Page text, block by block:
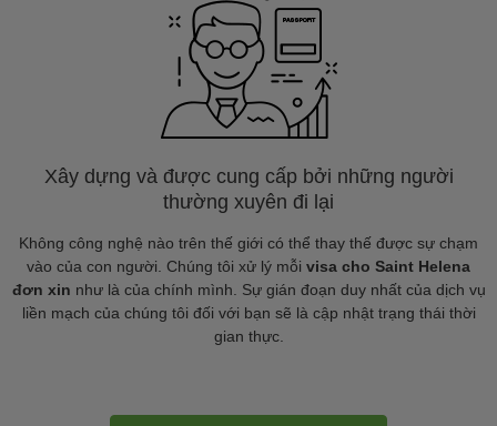
Xây dựng và được cung cấp bởi những người
thường xuyên đi lại
Không công nghệ nào trên thế giới có thể thay thế được sự chạm
vào của con người. Chúng tôi xử lý mỗi visa cho Saint Helena
đơn xin như là của chính mình. Sự gián đoạn duy nhất của dịch vụ
liền mạch của chúng tôi đối với bạn sẽ là cập nhật trạng thái thời
gian thực.